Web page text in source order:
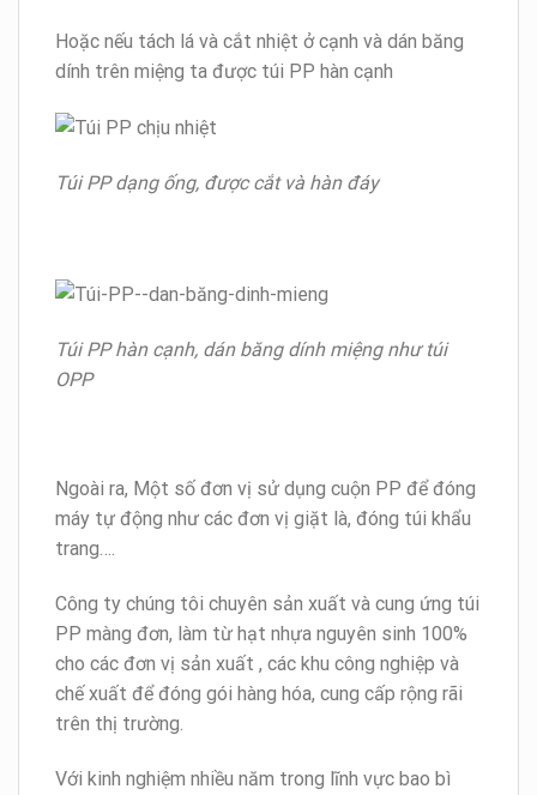
Hoặc nếu tách lá và cắt nhiệt ở cạnh và dán băng
dính trên miệng ta được túi PP hàn cạnh
Túi PP dạng ống, được cắt và hàn đáy
Túi PP hàn cạnh, dán băng dính miệng như túi
OPP
Ngoài ra, Một số đơn vị sử dụng cuộn PP để đóng
máy tự động như các đơn vị giặt là, đóng túi khẩu
trang….
Công ty chúng tôi chuyên sản xuất và cung ứng túi
PP màng đơn, làm từ hạt nhựa nguyên sinh 100%
cho các đơn vị sản xuất , các khu công nghiệp và
chế xuất để đóng gói hàng hóa, cung cấp rộng rãi
trên thị trường.
Với kinh nghiệm nhiều năm trong lĩnh vực bao bì